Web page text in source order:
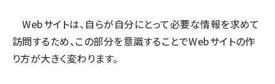
Webサイトは、自らが自分にとって必要な情報を求めて
訪問するため、この部分を意識することでWebサイトの作
り方が大きく変わります。